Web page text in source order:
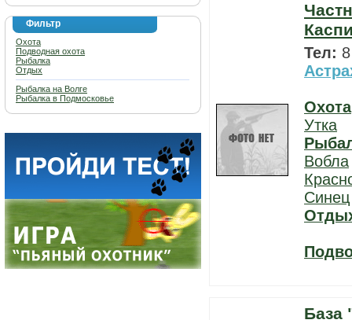
Фильтр
Охота
Подводная охота
Рыбалка
Отдых
Рыбалка на Волге
Рыбалка в Подмосковье
Тел:
Охота
Утка
Вобла
Синец
База